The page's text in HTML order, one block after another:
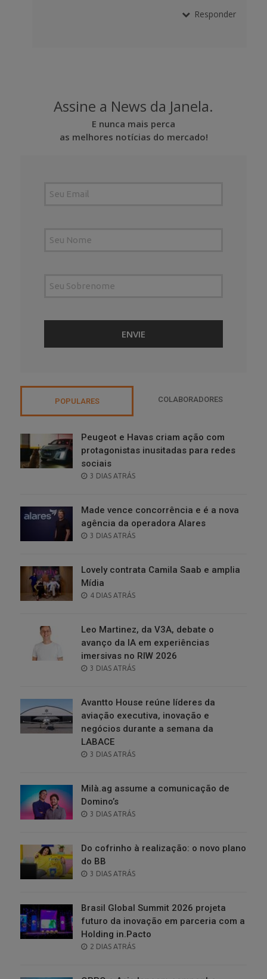
Responder
Assine a News da Janela.
E nunca mais perca
as melhores notícias do mercado!
POPULARES COLABORADORES
Peugeot e Havas criam ação com
protagonistas inusitadas para redes
sociais
POSTED
3 DIAS ATRÁS
Made vence concorrência e é a nova
agência da operadora Alares
POSTED
3 DIAS ATRÁS
Lovely contrata Camila Saab e amplia
Mídia
POSTED
4 DIAS ATRÁS
Leo Martinez, da V3A, debate o
avanço da IA em experiências
imersivas no RIW 2026
POSTED
3 DIAS ATRÁS
Avantto House reúne líderes da
aviação executiva, inovação e
negócios durante a semana da
LABACE
POSTED
3 DIAS ATRÁS
Milà.ag assume a comunicação de
Domino’s
POSTED
3 DIAS ATRÁS
Do cofrinho à realização: o novo plano
do BB
POSTED
3 DIAS ATRÁS
Brasil Global Summit 2026 projeta
futuro da inovação em parceria com a
Holding in.Pacto
POSTED
2 DIAS ATRÁS